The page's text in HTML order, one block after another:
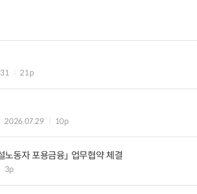
21p
2026.07.29 10p
동자 포용금융」 업무협약 체결
3p